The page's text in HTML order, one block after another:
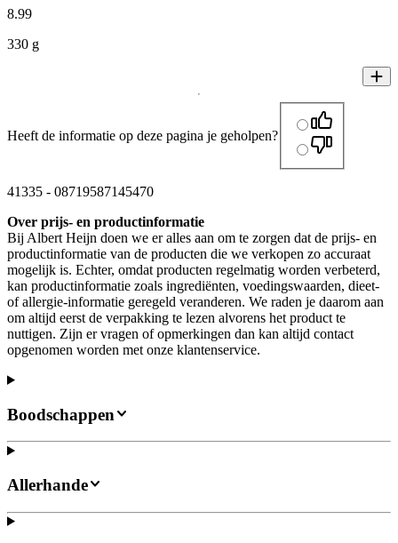
8.99
330 g
Heeft de informatie op deze pagina je geholpen?
41335 - 08719587145470
Over prijs- en productinformatie
Bij Albert Heijn doen we er alles aan om te zorgen dat de prijs- en
productinformatie van de producten die we verkopen zo accuraat
mogelijk is. Echter, omdat producten regelmatig worden verbeterd,
kan productinformatie zoals ingrediënten, voedingswaarden, dieet-
of allergie-informatie geregeld veranderen. We raden je daarom aan
om altijd eerst de verpakking te lezen alvorens het product te
nuttigen. Zijn er vragen of opmerkingen dan kan altijd contact
opgenomen worden met onze klantenservice.
Boodschappen
Allerhande